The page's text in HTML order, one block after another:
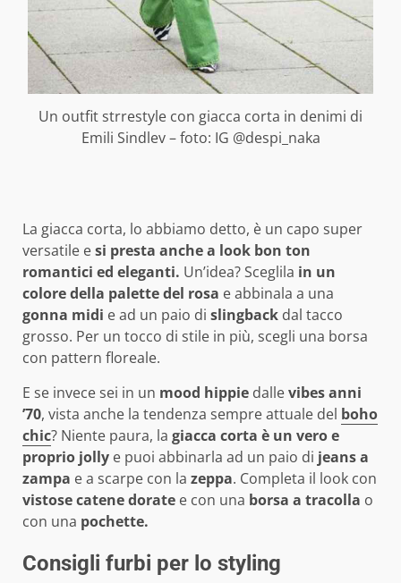
Un outfit strrestyle con giacca corta in denimi di
Emili Sindlev – foto: IG @despi_naka
La giacca corta, lo abbiamo detto, è un capo super
versatile esi presta anche a look bon ton
romantici ed eleganti. Un’idea? Sceglila in un
colore della palette del rosa e abbinala a una
gonna midi e ad un paio di slingback dal tacco
grosso. Per un tocco di stile in più, scegli una borsa
con pattern floreale.
E se invece sei in un mood hippie dallevibes anni
’70, vista anche la tendenza sempre attuale del boho
chic? Niente paura, la giacca corta è un vero e
proprio jolly e puoi abbinarla ad un paio di jeans a
zampa e a scarpe con la zeppa. Completa il look con
vistose catene dorate e con una borsa a tracolla o
con una pochette.
Consigli furbi per lo styling